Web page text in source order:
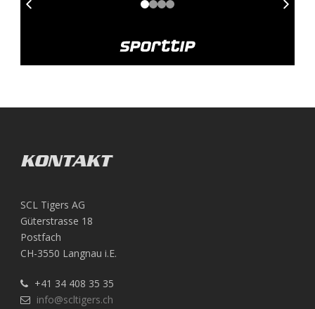
KONTAKT
SCL Tigers AG
Güterstrasse 18
Postfach
CH-3550 Langnau i.E.
+41 34 408 35 35
info@scltigers.ch